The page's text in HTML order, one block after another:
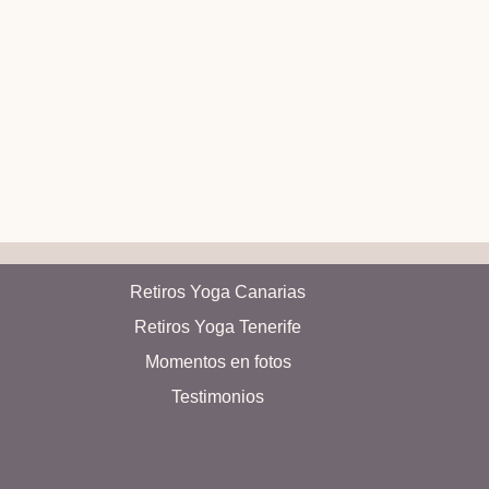
Retiros Yoga Canarias
Retiros Yoga Tenerife
Momentos en fotos
Testimonios